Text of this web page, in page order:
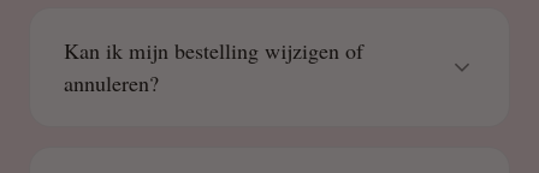
Kan ik mijn bestelling wijzigen of
annuleren?